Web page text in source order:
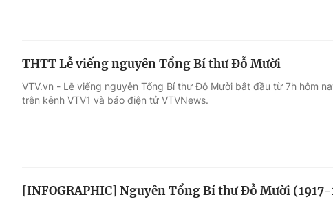
THTT Lễ viếng nguyên Tổng Bí thư Đỗ Mười
VTV.vn - Lễ viếng nguyên Tổng Bí thư Đỗ Mười bắt đầu từ 7h hôm
trên kênh VTV1 và báo điện tử VTVNews.
[INFOGRAPHIC] Nguyên Tổng Bí thư Đỗ Mười